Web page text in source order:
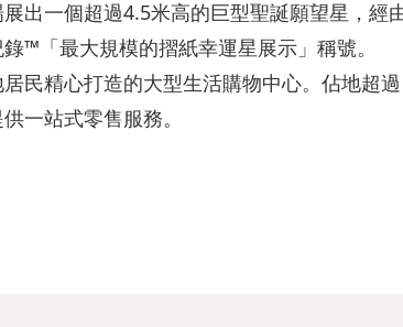
出一個超過4.5米高的巨型聖誕願望星，經
™「最大規模的摺紙幸運星展示」稱號。
民精心打造的大型生活購物中心。佔地超
一站式零售服務。